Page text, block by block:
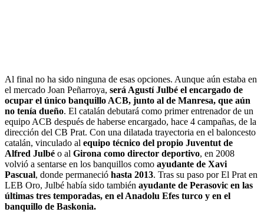
Al final no ha sido ninguna de esas opciones. Aunque aún estaba en
el mercado Joan Peñarroya, será Agustí Julbé el encargado de
ocupar el único banquillo ACB, junto al de Manresa, que aún
no tenía dueño. El catalán debutará como primer entrenador de un
equipo ACB después de haberse encargado, hace 4 campañas, de la
dirección del CB Prat. Con una dilatada trayectoria en el baloncesto
catalán, vinculado al equipo técnico del propio Juventut de
Alfred Julbé o al Girona como director deportivo, en 2008
volvió a sentarse en los banquillos como ayudante de Xavi
Pascual, donde permaneció hasta 2013. Tras su paso por El Prat en
LEB Oro, Julbé había sido también ayudante de Perasovic en las
últimas tres temporadas, en el Anadolu Efes turco y en el
banquillo de Baskonia.